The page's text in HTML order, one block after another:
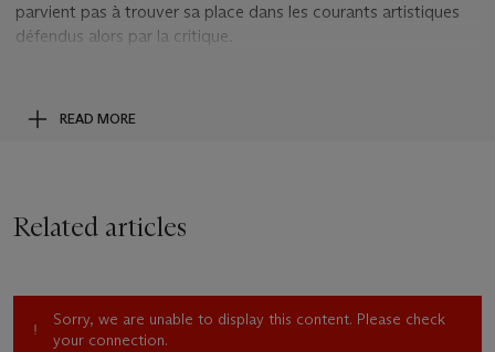
parvient pas à trouver sa place dans les courants artistiques
défendus alors par la critique.
la connaissance, lors du
Docteur Ottomar Domnick, un amateur de peinture sans
d'envergures d'art abstrait français en Allemagne, passant
L'autre soutien décisif de cette période, l'artiste le trouve dans
la personne de Madeleine Rousseau, qui fut la première
READ MORE
Related articles
Sorry, we are unable to display this content. Please check
your connection.